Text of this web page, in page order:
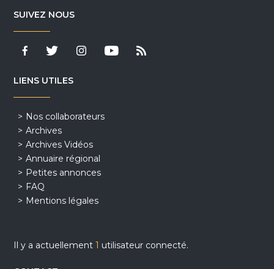
SUIVEZ NOUS
LIENS UTILES
Nos collaborateurs
Archives
Archives Vidéos
Annuaire régional
Petites annonces
FAQ
Mentions légales
Il y a actuellement1 utilisateur connecté.